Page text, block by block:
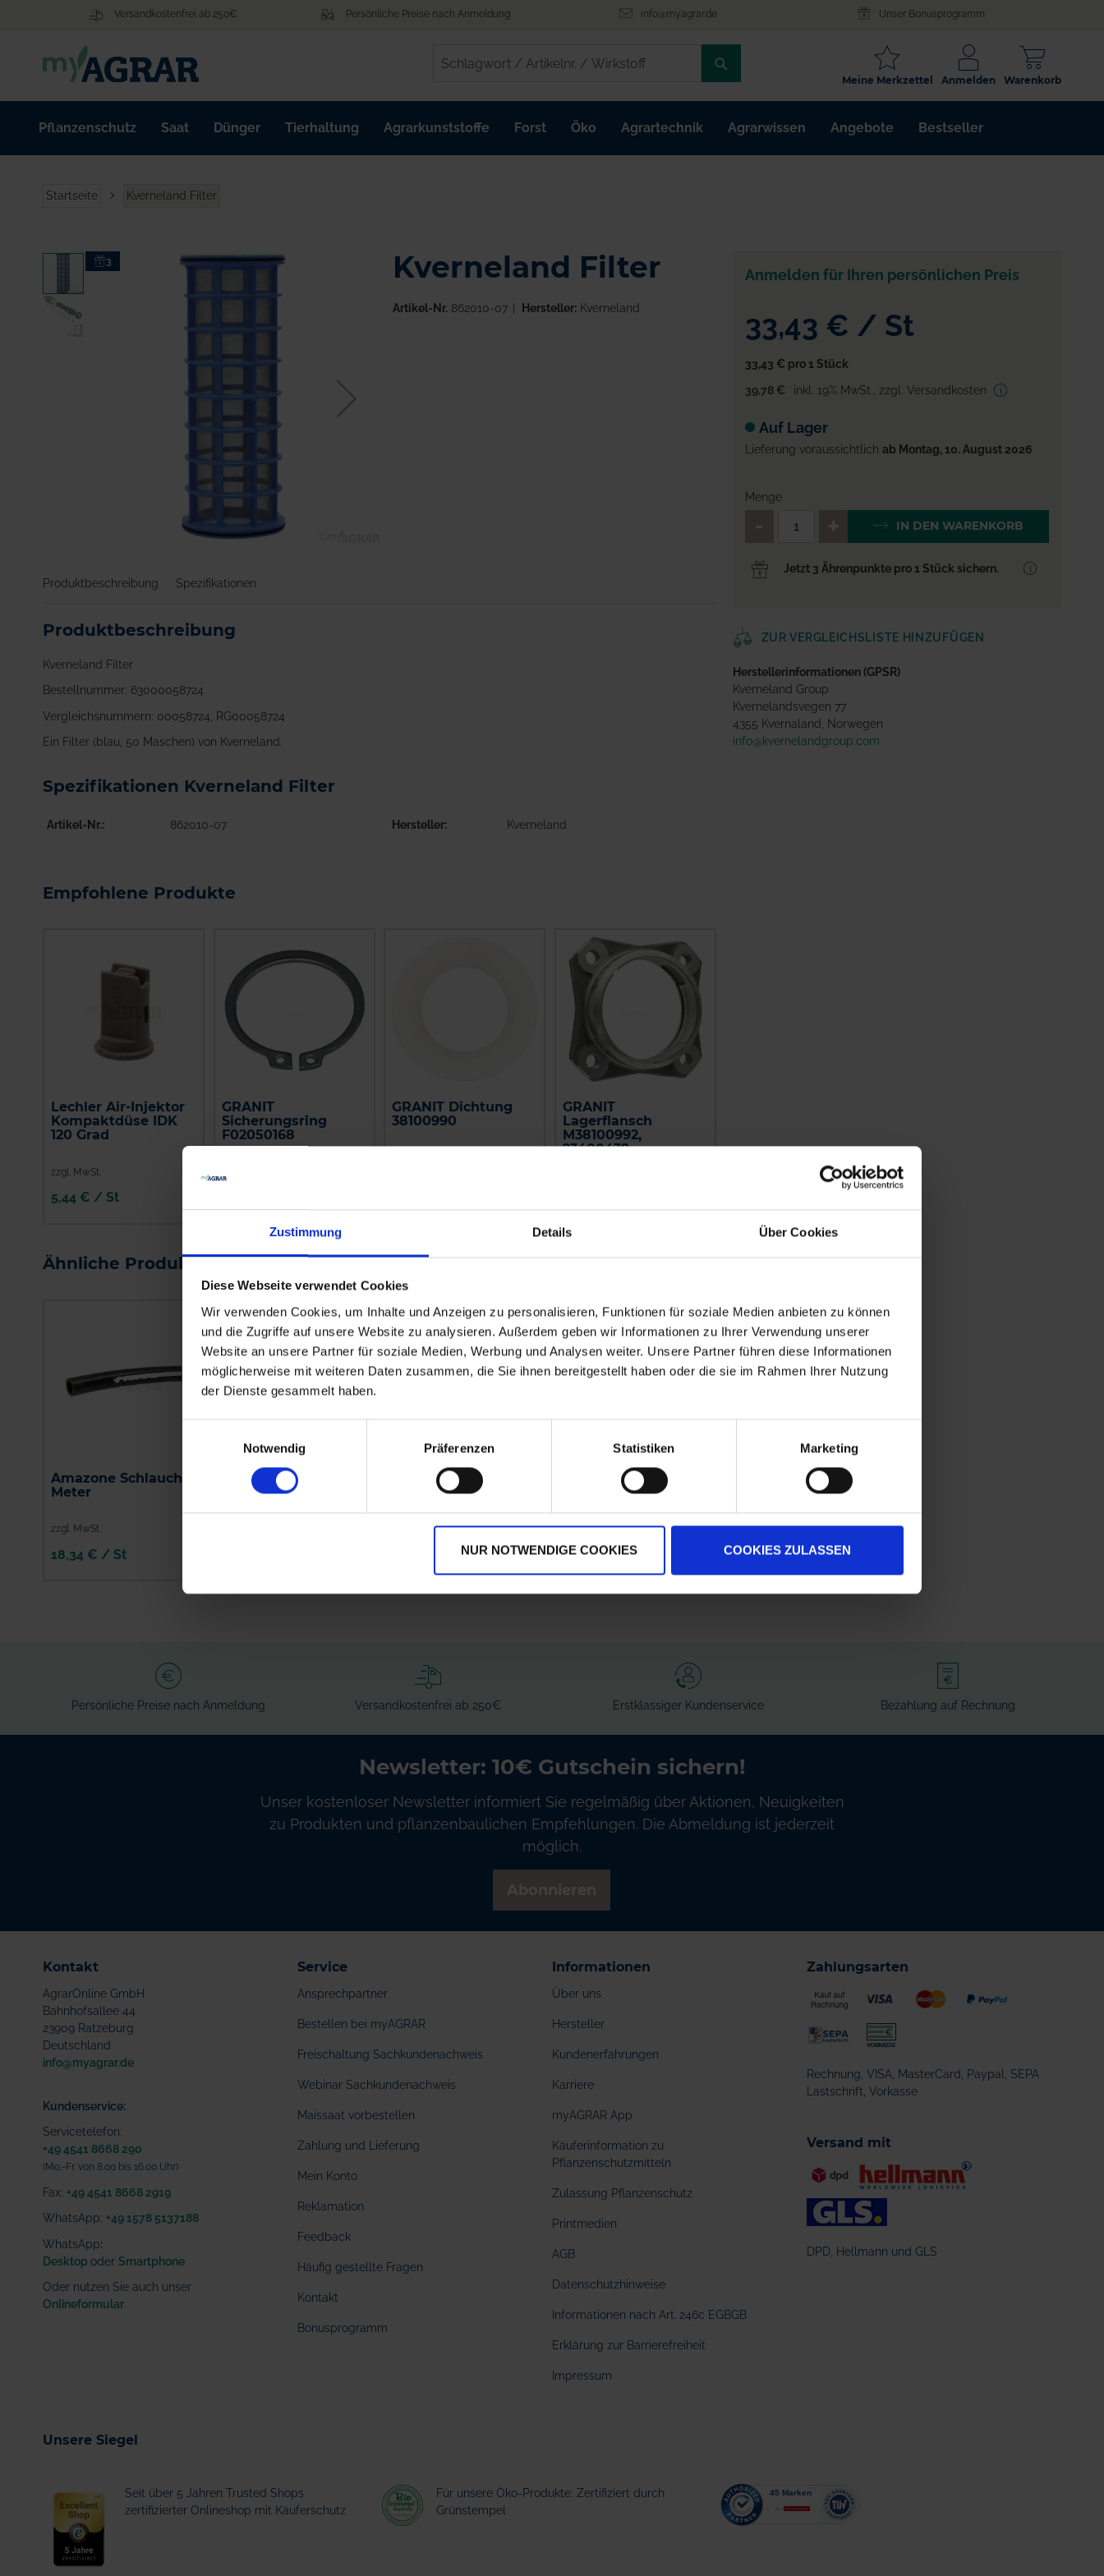
Zustimmung Details Über Cookies
Diese Webseite verwendet Cookies
Wir verwenden Cookies, um Inhalte und Anzeigen zu personalisieren, Funktionen für soziale Medien anbieten zu können
und die Zugriffe auf unsere Website zu analysieren. Außerdem geben wir Informationen zu Ihrer Verwendung unserer
Website an unsere Partner für soziale Medien, Werbung und Analysen weiter. Unsere Partner führen diese Informationen
möglicherweise mit weiteren Daten zusammen, die Sie ihnen bereitgestellt haben oder die sie im Rahmen Ihrer Nutzung
der Dienste gesammelt haben.
Notwendig
Präferenzen Statistiken Marketing
NUR NOTWENDIGE COOKIES COOKIES ZULASSEN
Versandkostenfrei ab 250€ Persönliche Preise nach Anmeldung info@myagrar.de Unser Bonusprogramm
/
ARTIKELNR.
/
Warenkorb
Anmelden
Meine Merkzettel
Pflanzenschutz Saat Dünger Tierhaltung Agrarkunststoffe Forst Öko Agrartechnik Agrarwissen Angebote Bestseller
Startseite Kverneland Filter
Zum
der
Bildgalerie
springen
3
der
springen
Kverneland Filter
Artikel-Nr. 862010-07 Hersteller:Kverneland
Produktbeschreibung Spezifikationen
Produktbeschreibung
Kverneland Filter
Bestellnummer: 63000058724
Vergleichsnummern: 00058724, RG00058724
Ein Filter (blau, 50 Maschen) von Kverneland.
Spezifikationen Kverneland Filter
Artikel-Nr. 862010-07 Hersteller Kverneland
Empfohlene Produkte
Lechler Air-Injektor
Kompaktdüse IDK
120 Grad
zzgl. MwSt.
5,44 € / St
GRANIT
Sicherungsring
F02050168
IN DEN
GRANIT Dichtung
38100990
GRANIT
Lagerflansch
M38100992,
23400439
Ähnliche Produkte
Amazone Schlauch, 1
Meter
zzgl. MwSt.
18,34 € / St
Amazone
Alternativhahn
GRANIT
Spritzenschlauch
zzgl. MwSt.
Kverneland
Filterhahn kpl.
zzgl. MwSt.
384,94 € / St
Anmelden für Ihren persönlichen Preis
33,43 € / St
33,43 € pro 1 Stück
39,78 €
inkl. 19% MwSt. zzgl. Versandkosten
Auf Lager
Lieferung voraussichtlich ab Montag, 10. August 2026
Menge
QTY_CONTROL_DECREASE
IN DEN WARENKORB
Jetzt 3 Ährenpunkte pro 1 Stück sichern.
ZUR VERGLEICHSLISTE HINZUFÜGEN
Herstellerinformationen (GPSR)
Kverneland Group
Kvernelandsvegen 77
4355 Kvernaland, Norwegen
info@kvernelandgroup.com
Persönliche Preise nach Anmeldung Versandkostenfrei ab 250€ Erstklassiger Kundenservice Bezahlung auf Rechnung
Newsletter: 10€ Gutschein sichern!
Unser kostenloser Newsletter informiert Sie regelmäßig über Aktionen, Neuigkeiten
zu Produkten und pflanzenbaulichen Empfehlungen. Die Abmeldung ist jederzeit
möglich.
Kontakt
AgrarOnline GmbH
Bahnhofsallee 44
23909 Ratzeburg
Deutschland
info@myagrar.de
Kundenservice:
Servicetelefon:
+49 4541 8668 290
(Mo.-Fr. von 8.00 bis 16.00 Uhr)
Fax: +49 4541 8668 2919
WhatsApp: +49 1578 5137188
WhatsApp:
Desktop oder Smartphone
Oder nutzen Sie auch unser
Onlineformular
Service
Ansprechpartner
Bestellen bei myAGRAR
Freischaltung Sachkundenachweis
Webinar Sachkundenachweis
Maissaat vorbestellen
Zahlung und Lieferung
Mein Konto
Reklamation
Feedback
Häufig gestellte Fragen
Kontakt
Bonusprogramm
Informationen
Über uns
Hersteller
Kundenerfahrungen
Karriere
myAGRAR App
Käuferinformation zu
Pflanzenschutzmitteln
Zulassung Pflanzenschutz
Printmedien
AGB
Datenschutzhinweise
Informationen nach Art. 246c EGBGB
Erklärung zur Barrierefreiheit
Impressum
Zahlungsarten
Rechnung, VISA, MasterCard, Paypal, SEPA
Lastschrift, Vorkasse
Versand mit
DPD, Hellmann und GLS
Unsere Siegel
Seit über 5 Jahren Trusted Shops
zertifizierter Onlineshop mit Käuferschutz
Für unsere Öko-Produkte: Zertifiziert durch
Grünstempel